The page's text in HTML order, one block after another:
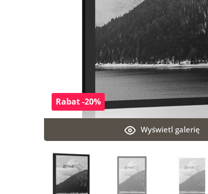
Wyświetl galerię
Rabat -20%